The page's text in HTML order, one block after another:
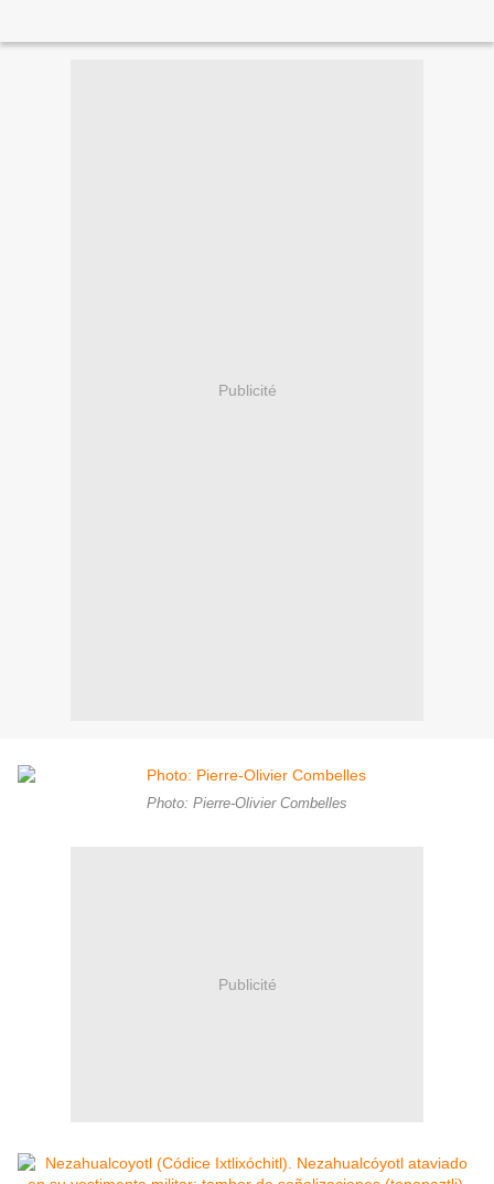
Publicité
Photo: Pierre-Olivier Combelles
Publicité